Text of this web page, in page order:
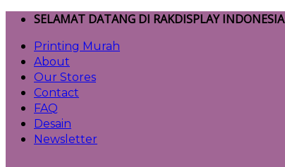
Skip
content
SELAMAT DATANG DI RAKDISPLAY INDONESIA
Printing Murah
About
Our Stores
Contact
FAQ
Desain
Newsletter